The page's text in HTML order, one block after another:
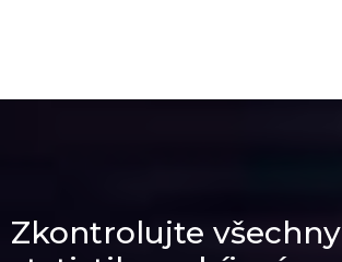
Zkontrolujte všechny